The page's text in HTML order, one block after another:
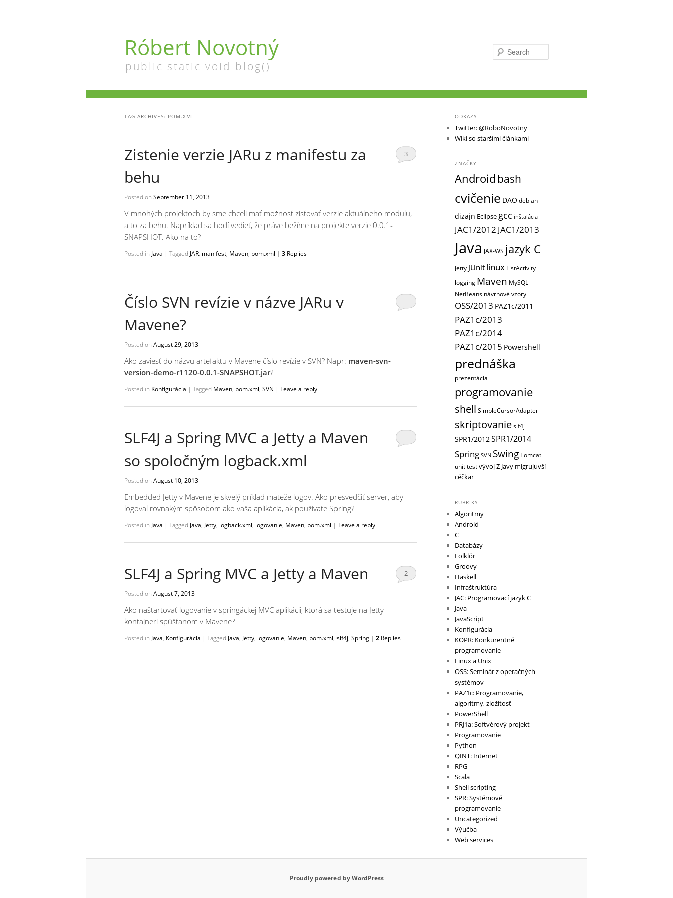
Róbert Novotný
public static void blog()
TAG ARCHIVES: POM.XML
Zistenie verzie JARu z manifestu za
behu
Posted on September 11, 2013
3
V mnohých projektoch by sme chceli mať možnosť zisťovať verzie aktuálneho modulu,
a to za behu. Napríklad sa hodí vedieť, že práve bežíme na projekte verzie 0.0.1-
SNAPSHOT. Ako na to?
Posted in Java | Tagged JAR, manifest, Maven, pom.xml | 3 Replies
Číslo SVN revízie v názve JARu v
Mavene?
Posted on August 29, 2013
Ako zaviesť do názvu artefaktu v Mavene číslo revízie v SVN? Napr: maven-svn-
version-demo-r1120-0.0.1-SNAPSHOT.jar?
Posted in Konfigurácia | Tagged Maven, pom.xml, SVN | Leave a reply
SLF4J a Spring MVC a Jetty a Maven
so spoločným logback.xml
Posted on August 10, 2013
Embedded Jetty v Mavene je skvelý príklad mäteže logov. Ako presvedčiť server, aby
logoval rovnakým spôsobom ako vaša aplikácia, ak používate Spring?
Posted in Java | Tagged Java, Jetty, logback.xml, logovanie, Maven, pom.xml | Leave a reply
SLF4J a Spring MVC a Jetty a Maven
Posted on August 7, 2013
2
Ako naštartovať logovanie v springáckej MVC aplikácii, ktorá sa testuje na Jetty
kontajneri spúšťanom v Mavene?
Posted in Java, Konfigurácia | Tagged Java, Jetty, logovanie, Maven, pom.xml, slf4j, Spring | 2 Replies
ODKAZY
Twitter: @RoboNovotny
Wiki so staršími článkami
ZNAČKY
Androidbash
cvičenie DAO debian
dizajn Eclipse gcc inštalácia
JAC1/2012 JAC1/2013
Java JAX-WS jazyk C
Jetty JUnit linux ListActivity
logging Maven MySQL
NetBeans návrhové vzory
OSS/2013 PAZ1c/2011
PAZ1c/2013
PAZ1c/2014
PAZ1c/2015 Powershell
prednáška
prezentácia
programovanie
shell SimpleCursorAdapter
skriptovanieslf4j
SPR1/2012SPR1/2014
Spring SVN SwingTomcat
unit testvývojZ Javy migrujuvší
céčkar
RUBRIKY
Algoritmy
Android
C
Databázy
Folklór
Groovy
Haskell
Infraštruktúra
JAC: Programovací jazyk C
Java
JavaScript
Konfigurácia
KOPR: Konkurentné
programovanie
Linux a Unix
OSS: Seminár z operačných
systémov
PAZ1c: Programovanie,
algoritmy, zložitosť
PowerShell
PRJ1a: Softvérový projekt
Programovanie
Python
QINT: Internet
RPG
Scala
Shell scripting
SPR: Systémové
programovanie
Uncategorized
Výučba
Web services
Proudly powered by WordPress